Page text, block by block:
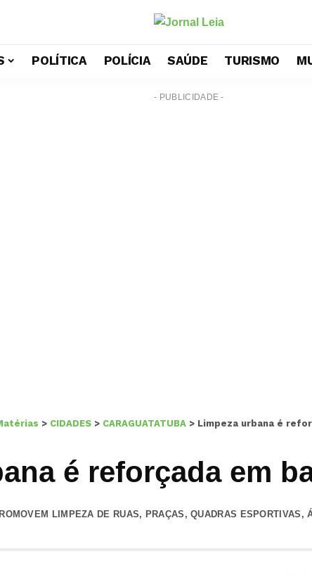
POLÍTICA POLÍCIA SAÚDE TURISMO
- PUBLICIDADE -
> CIDADES > CARAGUATATUBA > Limpeza urbana é
é reforçada em
LIMPEZA DE RUAS, PRAÇAS, QUADRAS